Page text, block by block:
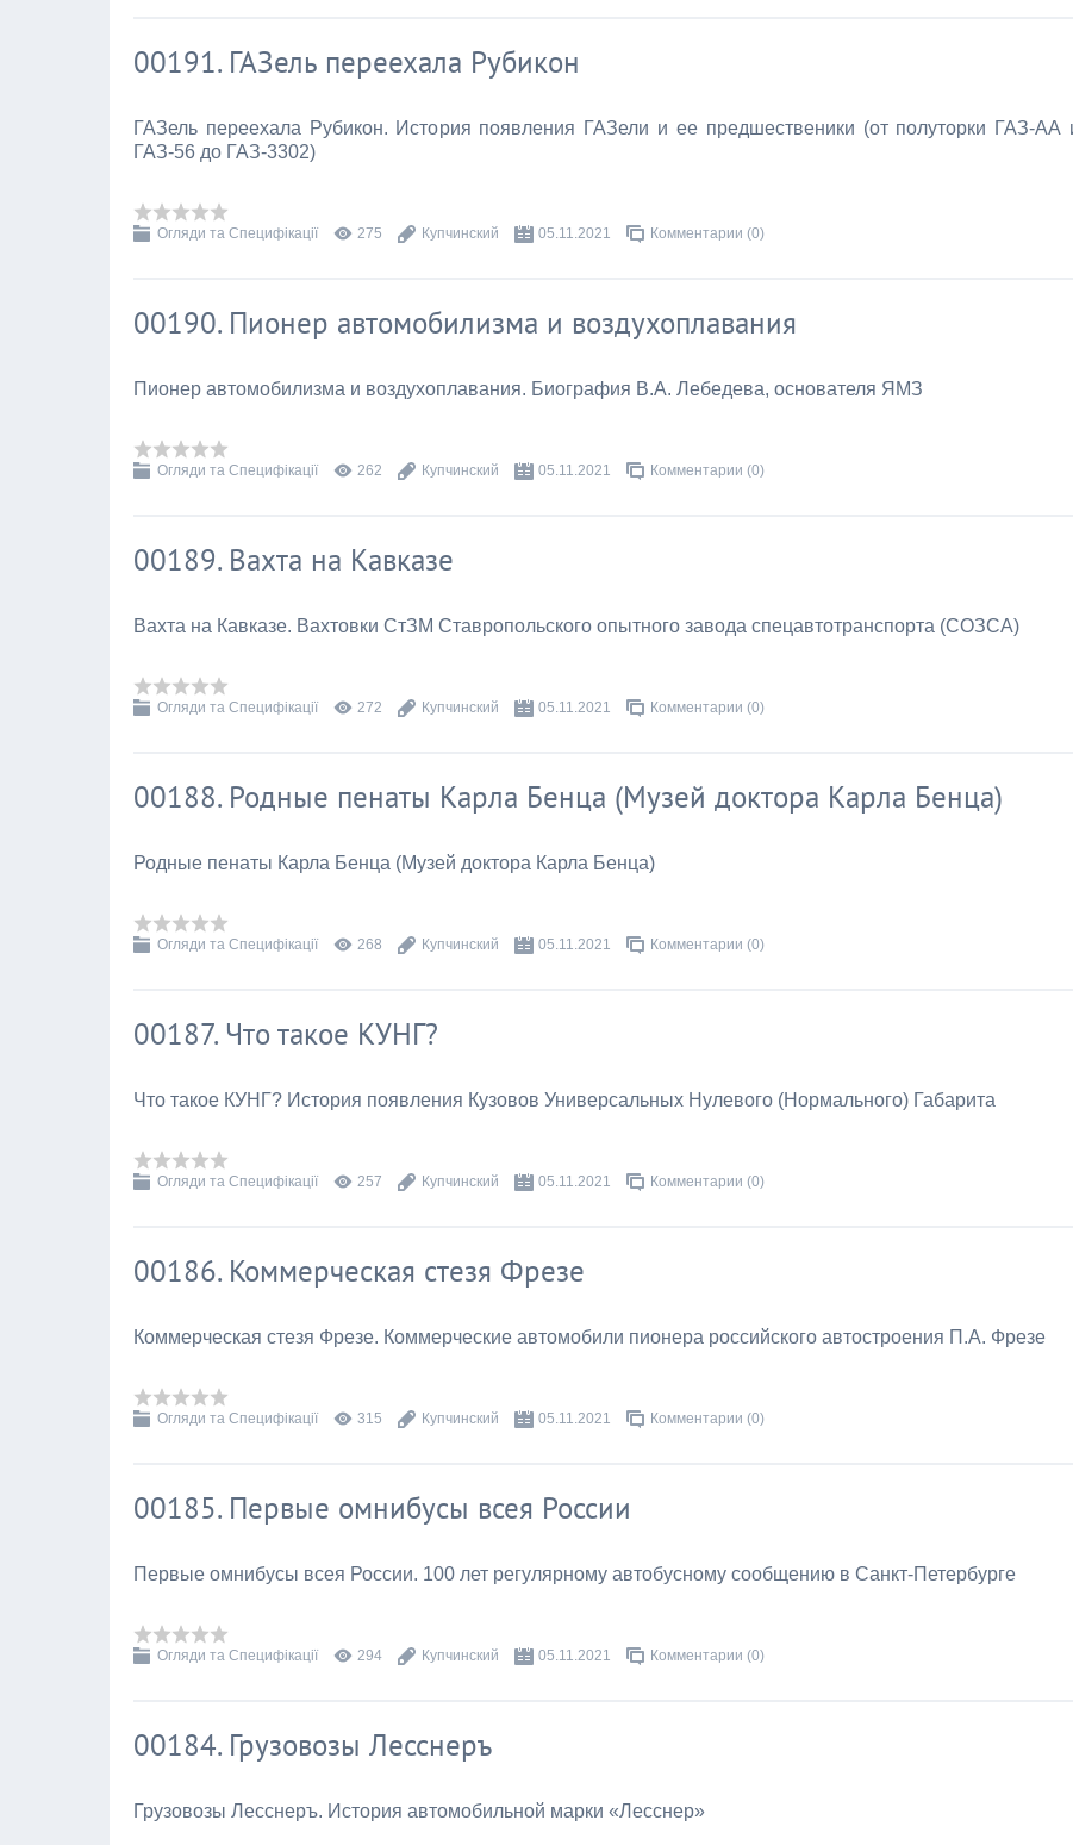
00191. ГАЗель переехала Рубикон
ГАЗель переехала Рубикон. История появления ГАЗели и ее предшественики (от полуторки ГАЗ-АА
ГАЗ-56 до ГАЗ-3302)
Огляди та Специфікації 275 Купчинский 05.11.2021 Комментарии (0)
00190. Пионер автомобилизма и воздухоплавания
Пионер автомобилизма и воздухоплавания. Биография В.А. Лебедева, основателя ЯМЗ
Огляди та Специфікації 262 Купчинский 05.11.2021 Комментарии (0)
00189. Вахта на Кавказе
Вахта на Кавказе. Вахтовки СтЗМ Ставропольского опытного завода спецавтотранспорта (СОЗСА)
Огляди та Специфікації 272 Купчинский 05.11.2021 Комментарии (0)
00188. Родные пенаты Карла Бенца (Музей доктора Карла Бенца)
Родные пенаты Карла Бенца (Музей доктора Карла Бенца)
Огляди та Специфікації 268 Купчинский 05.11.2021 Комментарии (0)
00187. Что такое КУНГ?
Что такое КУНГ? История появления Кузовов Универсальных Нулевого (Нормального) Габарита
Огляди та Специфікації 257 Купчинский 05.11.2021 Комментарии (0)
00186. Коммерческая стезя Фрезе
Коммерческая стезя Фрезе. Коммерческие автомобили пионера российского автостроения П.А. Фрезе
Огляди та Специфікації 315 Купчинский 05.11.2021 Комментарии (0)
00185. Первые омнибусы всея России
Первые омнибусы всея России. 100 лет регулярному автобусному сообщению в Санкт-Петербурге
Огляди та Специфікації 294 Купчинский 05.11.2021 Комментарии (0)
00184. Грузовозы Лесснеръ
Грузовозы Лесснеръ. История автомобильной марки «Лесснер»